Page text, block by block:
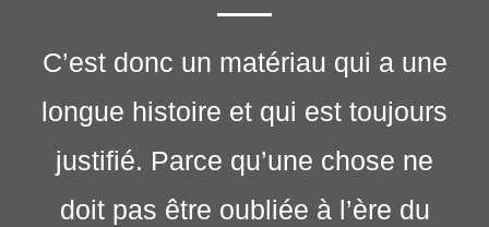
C’est donc un matériau qui a une
longue histoire et qui est toujours
justifié. Parce qu’une chose ne
doit pas être oubliée à l’ère du